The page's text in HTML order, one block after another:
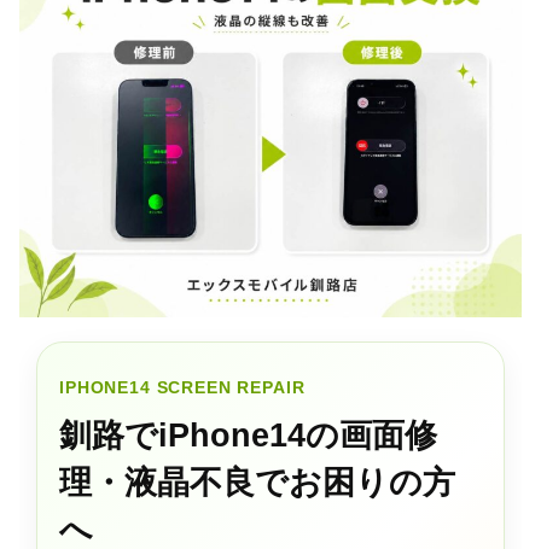
IPHONE14 SCREEN REPAIR
釧路でiPhone14の画面修
理・液晶不良でお困りの方
へ